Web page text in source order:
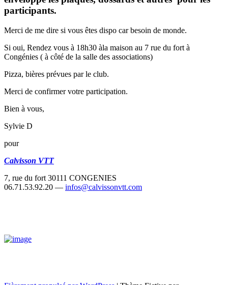
participants.
Merci de me dire si vous êtes dispo car besoin de monde.
Si oui, Rendez vous à 18h30 àla maison au 7 rue du fort à
Congénies ( à côté de la salle des associations)
Pizza, bières prévues par le club.
Merci de confirmer votre participation.
Bien à vous,
Sylvie D
pour
Calvisson VTT
7, rue du fort 30111 CONGENIES
06.71.53.92.20 — infos@calvissonvtt.com